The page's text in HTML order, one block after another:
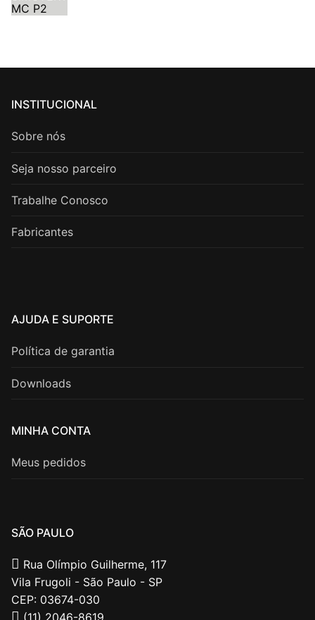
INSTITUCIONAL
Sobre nós
Seja nosso parceiro
Trabalhe Conosco
Fabricantes
AJUDA E SUPORTE
Política de garantia
Downloads
MINHA CONTA
Meus pedidos
SÃO PAULO
Rua Olímpio Guilherme, 117
Vila Frugoli - São Paulo - SP
CEP: 03674-030
(11) 2046-8619